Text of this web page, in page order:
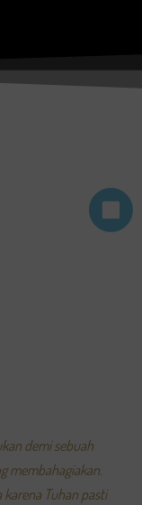
demi sebuah
membahagiakan.
Tuhan pasti